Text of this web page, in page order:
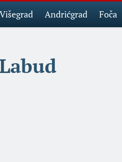
Višegrad Andrićgrad Foča